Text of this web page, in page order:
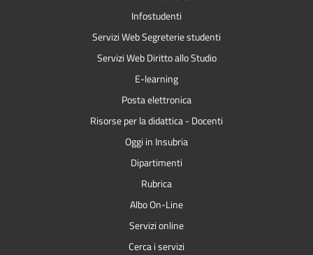
Infostudenti
Servizi Web Segreterie studenti
Servizi Web Diritto allo Studio
E-learning
Posta elettronica
Risorse per la didattica - Docenti
Oggi in Insubria
Dipartimenti
Rubrica
Albo On-Line
Servizi online
Cerca i servizi